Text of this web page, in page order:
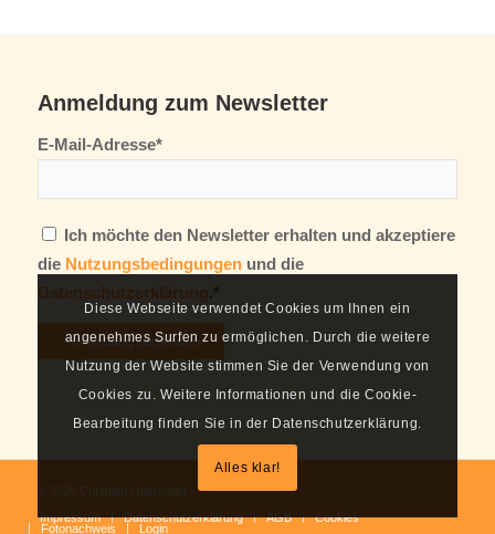
Anmeldung zum Newsletter
E-Mail-Adresse*
Ich möchte den Newsletter erhalten und akzeptiere
die Nutzungsbedingungenund die
Datenschutzerklärung
© 2026 Christian Obermaier
Impressum
Datenschutzerklärung AGB
Cookies
Fotonachweis
Login
Diese Webseite verwendet Cookies um Ihnen ein
angenehmes Surfen zu ermöglichen. Durch die weitere
Nutzung der Website stimmen Sie der Verwendung von
Cookies zu. Weitere Informationen und die Cookie-
Bearbeitung finden Sie in der Datenschutzerklärung.
Alles klar!